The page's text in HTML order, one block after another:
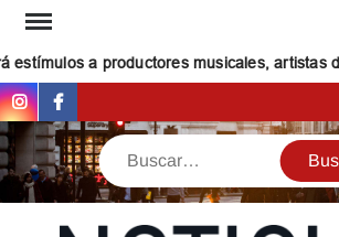
Saltar
contenido
a productores musicales, artistas
InstagramFacebook
Buscar